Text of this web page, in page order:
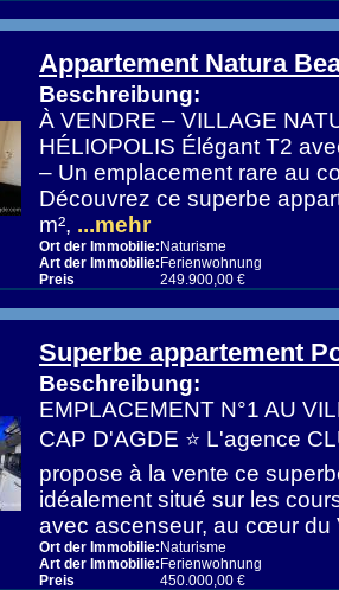
Appartement Natura
Beschreibung:
À VENDRE – VILLAGE
HÉLIOPOLIS Élégant T2
– Un emplacement rare au
Découvrez ce superbe
m², ...mehr
Ort der Immobilie: Naturisme
Art der Immobilie: Ferienwohnung
Preis
249.900,00 €
Superbe appartement
Beschreibung:
EMPLACEMENT N°1 AU
CAP D'AGDE ⭐ L'agence
propose à la vente ce
idéalement situé sur les
avec ascenseur, au cœur du
Ort der Immobilie: Naturisme
Art der Immobilie: Ferienwohnung
Preis
450.000,00 €